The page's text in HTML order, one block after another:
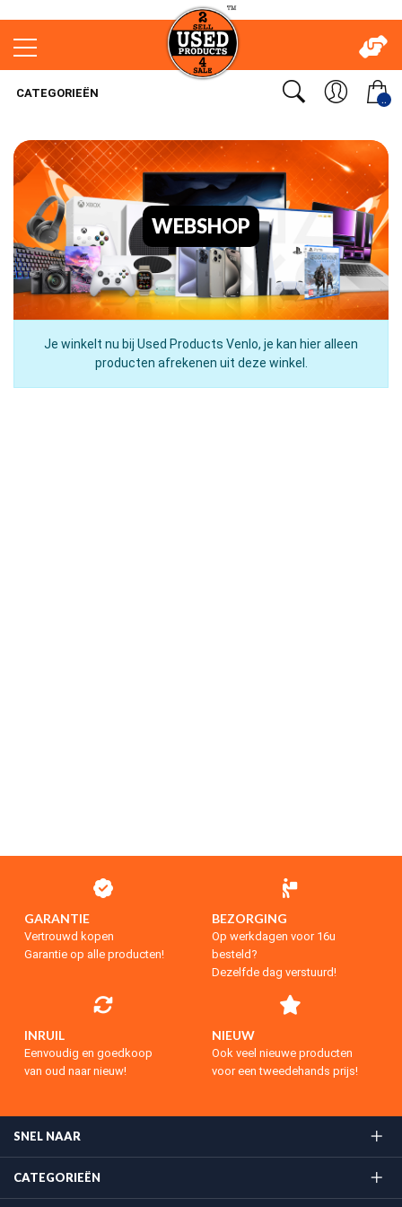
..
CATEGORIEËN
WEBSHOP
Je winkelt nu bij Used Products Venlo, je kan hier alleen
producten afrekenen uit deze winkel.
GARANTIE
Vertrouwd kopen
Garantie op alle producten!
BEZORGING
Op werkdagen voor 16u
besteld?
Dezelfde dag verstuurd!
INRUIL
Eenvoudig en goedkoop
van oud naar nieuw!
NIEUW
Ook veel nieuwe producten
voor een tweedehands prijs!
SNEL NAAR
CATEGORIEËN